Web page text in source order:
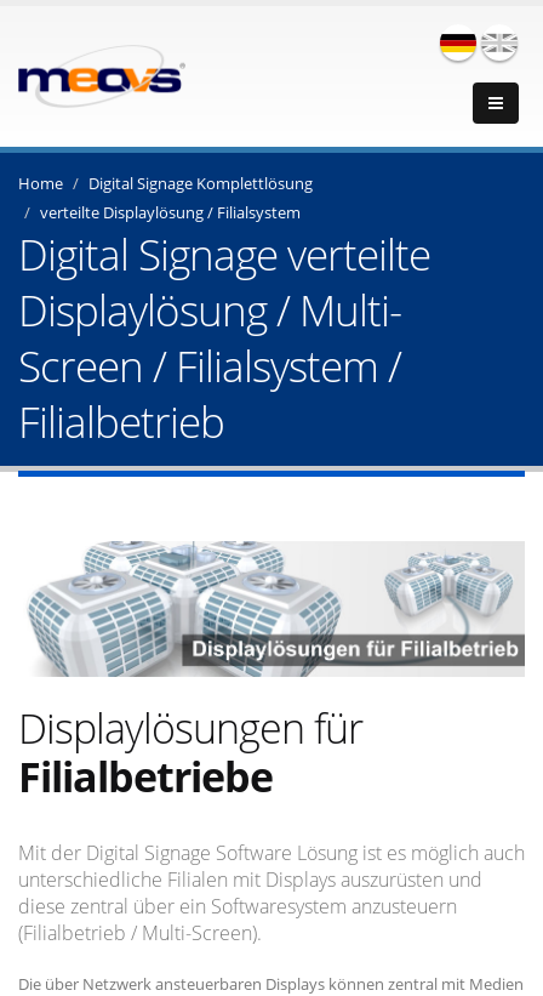
Home
Digital Signage Komplettlösung
verteilte Displaylösung / Filialsystem
Digital Signage verteilte
Displaylösung / Multi-
Screen / Filialsystem /
Filialbetrieb
Displaylösungen für
Filialbetriebe
Mit der Digital Signage Software Lösung ist es möglich auch
unterschiedliche Filialen mit Displays auszurüsten und
diese zentral über ein Softwaresystem anzusteuern
(Filialbetrieb / Multi-Screen).
Die über Netzwerk ansteuerbaren Displays können zentral mit Medien